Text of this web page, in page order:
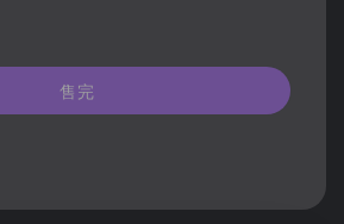
售完